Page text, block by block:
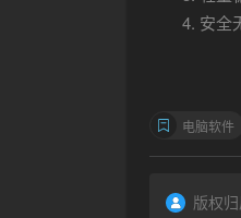
安全
电脑软件
版权归